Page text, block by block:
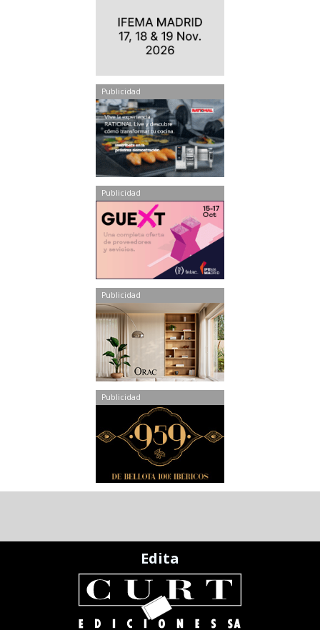
Publicidad
Publicidad
Publicidad
Publicidad
Edita